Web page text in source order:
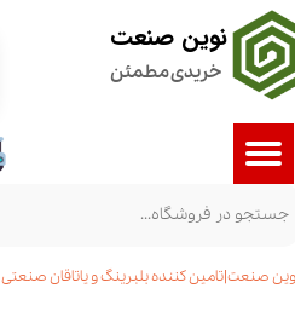
نوین صنعت
خریدی مطمئن
صنعت|تامین کننده بلبرینگ و یاتاقان صنعتی